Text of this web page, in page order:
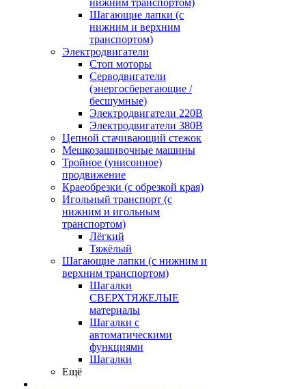
нижним транспортом)
Шагающие лапки (с
нижним и верхним
транспортом)
Электродвигатели
Стоп моторы
Серводвигатели
(энергосберегающие /
бесшумные)
Электродвигатели 220В
Электродвигатели 380В
Цепной стачивающий стежок
Мешкозашивочные машины
Тройное (унисонное)
продвижение
Краеобрезки (с обрезкой края)
Игольный транспорт (с
нижним и игольным
транспортом)
Лёгкий
Тяжёлый
Шагающие лапки (с нижним и
верхним транспортом)
Шагалки
СВЕРХТЯЖЕЛЫЕ
материалы
Шагалки с
автоматическими
функциями
Шагалки
Ещё